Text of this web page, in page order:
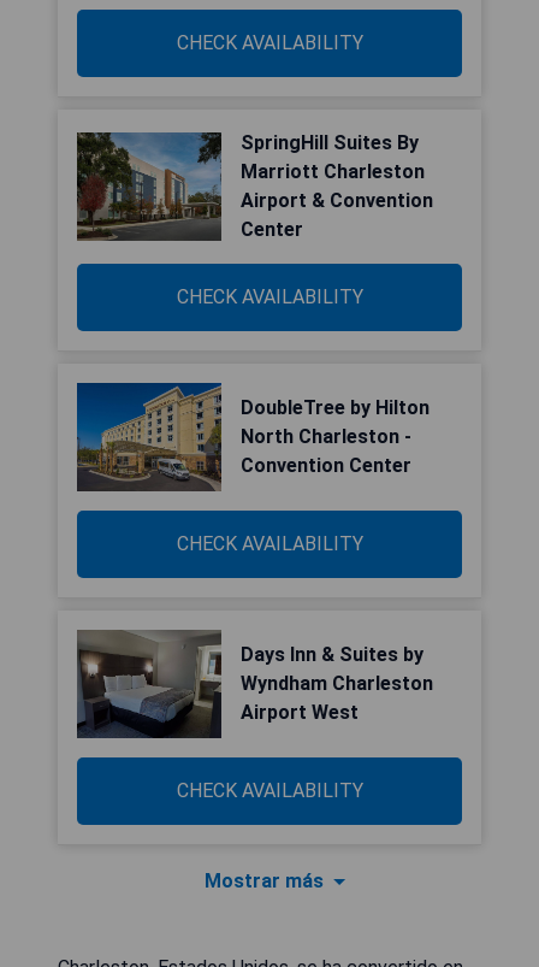
CHECK AVAILABILITY
SpringHill Suites By
Marriott Charleston
Airport & Convention
Center
CHECK AVAILABILITY
DoubleTree by Hilton
North Charleston -
Convention Center
CHECK AVAILABILITY
Days Inn & Suites by
Wyndham Charleston
Airport West
CHECK AVAILABILITY
Mostrar más